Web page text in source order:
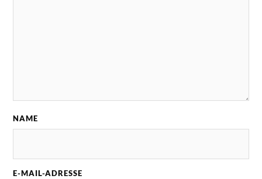
NAME
E-MAIL-ADRESSE